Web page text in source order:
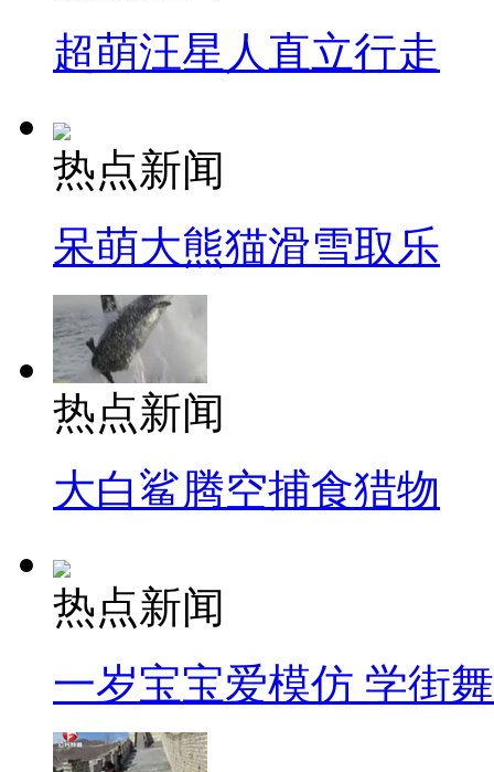
超萌汪星人直立行走
热点新闻
呆萌大熊猫滑雪取乐
热点新闻
大白鲨腾空捕食猎物
热点新闻
一岁宝宝爱模仿 学街